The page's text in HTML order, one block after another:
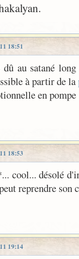
18:51
dû au satané
à partir de la
en
18:53
cool... désolé
reprendre son
19:14